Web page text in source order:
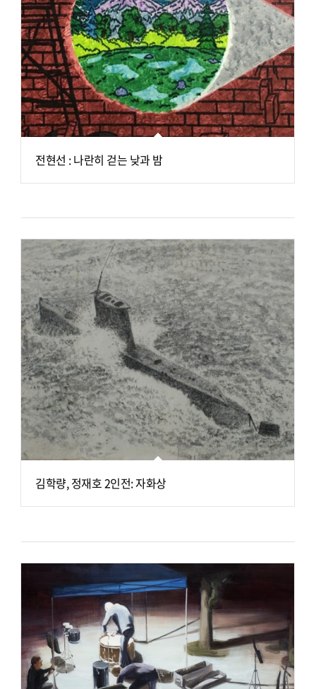
전현선 : 나란히 걷는 낮과 밤
김학량, 정재호 2인전: 자화상